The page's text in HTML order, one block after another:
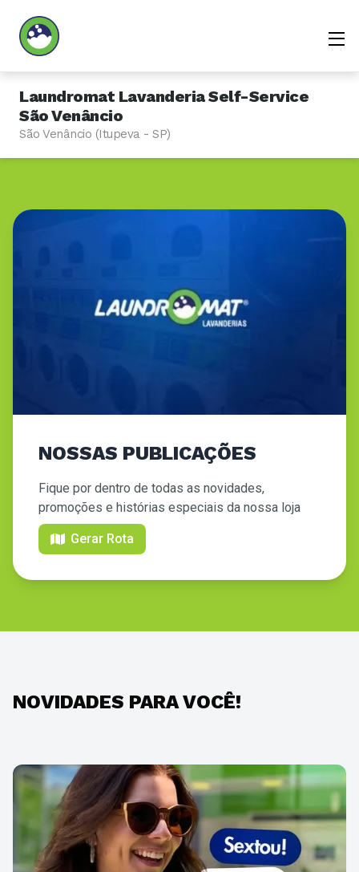
Laundromat Lavanderia Self-Service
São Venâncio
São Venâncio (Itupeva - SP)
NOSSAS PUBLICAÇÕES
Fique por dentro de todas as novidades,
promoções e histórias especiais da nossa loja
Gerar Rota
NOVIDADES PARA VOCÊ!